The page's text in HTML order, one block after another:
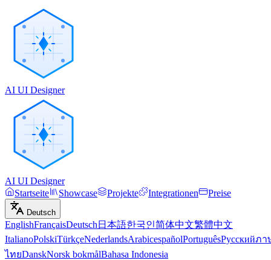
AI UI Designer
AI UI Designer
Startseite
Showcase Projekte Integrationen Preise
Deutsch
EnglishFrançaisDeutsch 日本語한국인简体中文繁體中文
ItalianoPolskiTürkçeNederlandsArabicespañolPortuguêsРусскийภา
ไทยDanskNorsk bokmålBahasa Indonesia